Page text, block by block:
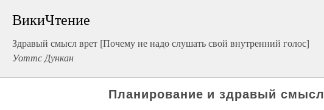
ВикиЧтение
Здравый смысл врет [Почему не надо слушать свой внутренний голос]
Уоттс Дункан
Планирование и здравый смысл